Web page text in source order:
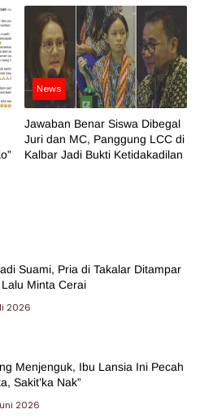
News
Jawaban Benar Siswa Dibegal
Juri dan MC, Panggung LCC di
Kalbar Jadi Bukti Ketidakadilan
Suami, Pria di Takalar Ditampar
Minta Cerai
2026
Menjenguk, Ibu Lansia Ini Pecah
Sakit’ka Nak”
2026